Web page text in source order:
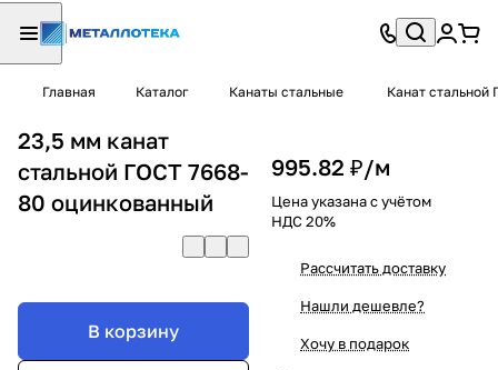
Главная Каталог Канаты стальные Канат стальной
23,5 мм канат
стальной ГОСТ 7668-
80 оцинкованный
В корзину
995.82 ₽/м
Цена указана с учётом
НДС 20%
Рассчитать доставку
Нашли дешевле?
Хочу в подарок